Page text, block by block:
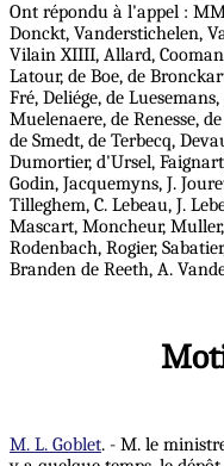
Ont répondu à l'appel :
Donckt, Vanderstichelen,
Vilain XIIII, Allard,
Latour, de Boe, de
Fré, Deliége, de
Muelenaere, de Renesse,
de Smedt, de Terbecq,
Dumortier, d'Ursel,
Godin, Jacquemyns, J.
Tilleghem, C. Lebeau, J.
Mascart, Moncheur,
Rodenbach, Rogier,
Branden de Reeth, A.
M. L. Goblet. - M. le